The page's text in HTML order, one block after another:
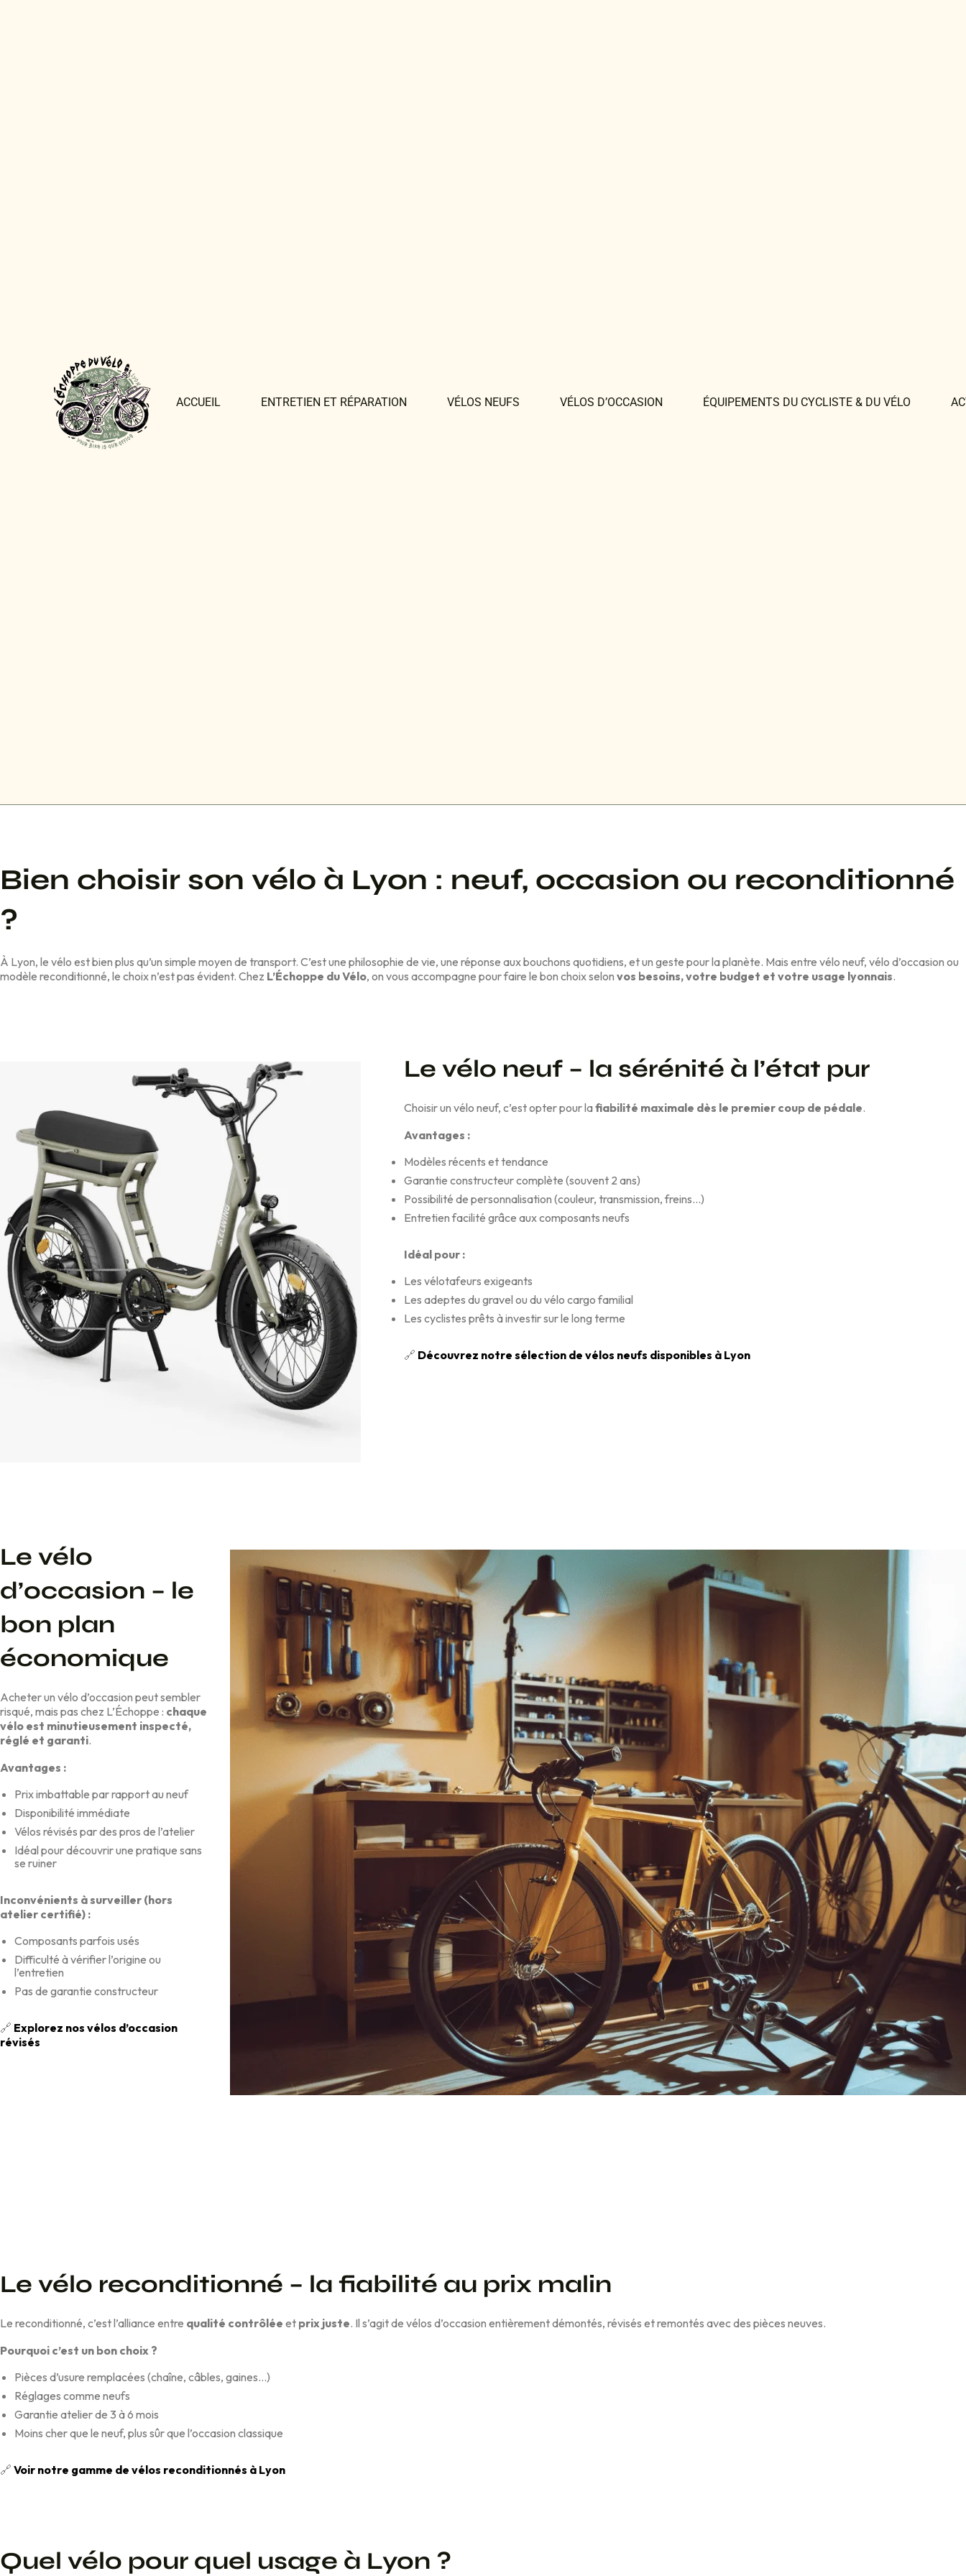
ACCUEIL ENTRETIEN ET RÉPARATION VÉLOS NEUFS VÉLOS D’OCCASION ÉQUIPEMENTS DU CYCLISTE & DU VÉLO
Bien choisir son vélo à Lyon : neuf, occasion ou reconditionné
?
À Lyon, le vélo estbien plus qu’un simple moyen de transport. C’est une philosophie de vie, une réponse aux bouchons quotidiens, et un geste pour la planète. Mais entre vélo neuf, vélo d’occasion ou
modèle reconditionné, le choix n’est pas évident. Chez L’Échoppe du Vélo, on vous accompagne pour faire le bon choix selon vos besoins, votre budget et votre usage lyonnais.
Le vélo neuf – la sérénité à l’état pur
Choisir un vélo neuf, c’est opter pour lafiabilité maximale dès le premier coup de pédale.
Avantages :
Modèles récents et tendance
Garantie constructeur complète (souvent 2 ans)
Possibilité de personnalisation (couleur, transmission, freins…)
Entretien facilité grâce aux composants neufs
Idéal pour :
Les vélotafeurs exigeants
Les adeptes du gravel ou du vélo cargo familial
Les cyclistes prêts à investir sur le long terme
🔗 Découvrez notre sélection de vélos neufs disponibles à Lyon
Le vélo
d’occasion – le
bon plan
économique
Acheter un vélo d’occasion peut sembler
risqué, mais pas chez L’Échoppe : chaque
vélo est minutieusement inspecté,
réglé et garanti.
Avantages :
Prix imbattable par rapport au neuf
Disponibilité immédiate
Vélos révisés par des pros de l’atelier
Idéal pour découvrir une pratique sans
se ruiner
Inconvénients à surveiller (hors
atelier certifié) :
Composants parfois usés
Difficulté à vérifier l’origine ou
l’entretien
Pas de garantie constructeur
🔗 Explorez nos vélos d’occasion
révisés
Le vélo reconditionné – la fiabilité au prix malin
Le reconditionné, c’est l’alliance entre qualité contrôlée et prix juste. Il s’agit de vélos d’occasion entièrement démontés, révisés et remontés avec des pièces neuves.
Pourquoi c’est un bon choix ?
Pièces d’usure remplacées (chaîne, câbles, gaines…)
Réglages comme neufs
Garantie atelier de 3 à 6 mois
Moins cher que le neuf, plus sûr que l’occasion classique
🔗 Voir notre gamme de vélos reconditionnés à Lyon
Quel vélo pour quel usage à Lyon ?